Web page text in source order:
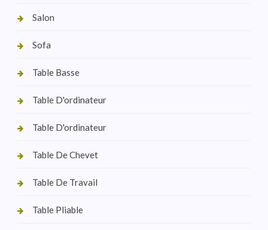
Salon
Sofa
Table Basse
Table D'ordinateur
Table D'ordinateur
Table De Chevet
Table De Travail
Table Pliable